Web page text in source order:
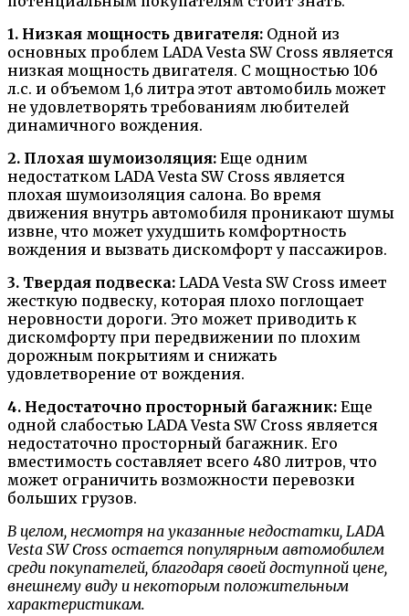
1. Низкая мощность двигателя: Одной из
основных проблем LADA Vesta SW Cross является
низкая мощность двигателя. С мощностью 106
л.с. и объемом 1,6 литра этот автомобиль может
не удовлетворять требованиям любителей
динамичного вождения.
2. Плохая шумоизоляция: Еще одним
недостатком LADA Vesta SW Cross является
плохая шумоизоляция салона. Во время
движения внутрь автомобиля проникают шумы
извне, что может ухудшить комфортность
вождения и вызвать дискомфорт у пассажиров.
3. Твердая подвеска: LADA Vesta SW Cross имеет
жесткую подвеску, которая плохо поглощает
неровности дороги. Это может приводить к
дискомфорту при передвижении по плохим
дорожным покрытиям и снижать
удовлетворение от вождения.
4. Недостаточно просторный багажник: Еще
одной слабостью LADA Vesta SW Cross является
недостаточно просторный багажник. Его
вместимость составляет всего 480 литров, что
может ограничить возможности перевозки
больших грузов.
В целом, несмотря на указанные недостатки, LADA
Vesta SW Cross остается популярным автомобилем
среди покупателей, благодаря своей доступной цене,
внешнему виду и некоторым положительным
характеристикам.